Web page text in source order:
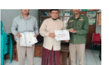
Sholat Jumat